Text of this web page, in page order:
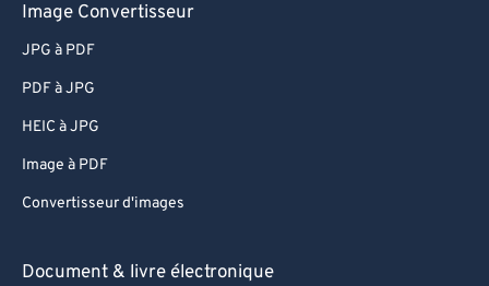
Image Convertisseur
JPG à PDF
PDF à JPG
HEIC à JPG
Image à PDF
Convertisseur d'images
Document & livre électronique